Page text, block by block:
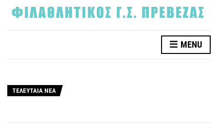
MENU
ΤΕΛΕΥΤΑΙΑ ΝΕΑ